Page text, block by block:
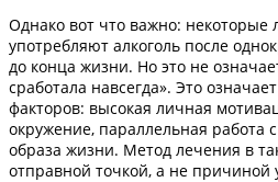
Однако вот что важно: некоторые
употребляют алкоголь после
до конца жизни. Но это не
сработала навсегда». Это
факторов: высокая личная
окружение, параллельная работа
образа жизни. Метод лечения в
отправной точкой, а не причиной